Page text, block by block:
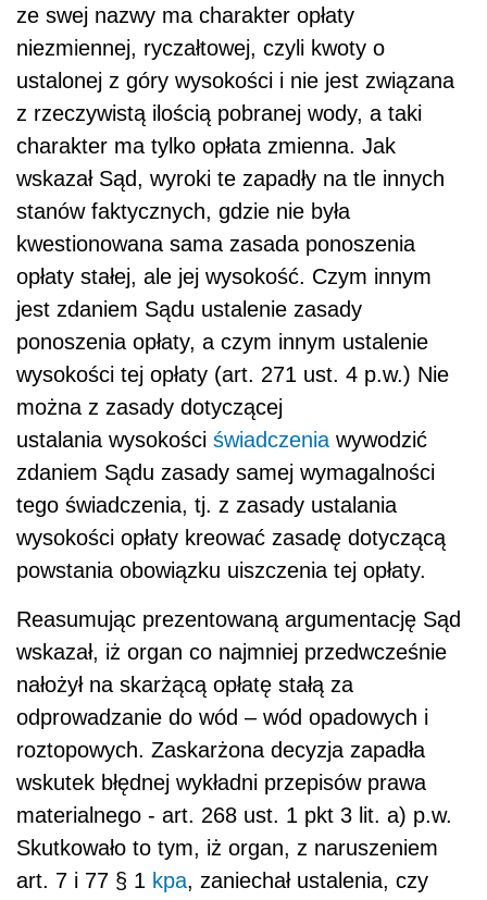
ze swej nazwy ma charakter opłaty
niezmiennej, ryczałtowej, czyli kwoty o
ustalonej z góry wysokości i nie jest związana
z rzeczywistą ilością pobranej wody, a taki
charakter ma tylko opłata zmienna. Jak
wskazał Sąd, wyroki te zapadły na tle innych
stanów faktycznych, gdzie nie była
kwestionowana sama zasada ponoszenia
opłaty stałej, ale jej wysokość. Czym innym
jest zdaniem Sądu ustalenie zasady
ponoszenia opłaty, a czym innym ustalenie
wysokości tej opłaty (art. 271 ust. 4 p.w.) Nie
można z zasady dotyczącej
ustalania wysokości świadczeniawywodzić
zdaniem Sądu zasady samej wymagalności
tego świadczenia, tj. z zasady ustalania
wysokości opłaty kreować zasadę dotyczącą
powstania obowiązku uiszczenia tej opłaty.
Reasumując prezentowaną argumentację Sąd
wskazał, iż organ co najmniej przedwcześnie
nałożył na skarżącą opłatę stałą za
odprowadzanie do wód – wód opadowych i
roztopowych. Zaskarżona decyzja zapadła
wskutek błędnej wykładni przepisów prawa
materialnego - art. 268 ust. 1 pkt 3 lit. a) p.w.
Skutkowało to tym, iż organ, z naruszeniem
art. 7 i 77 § 1 kpa, zaniechał ustalenia, czy